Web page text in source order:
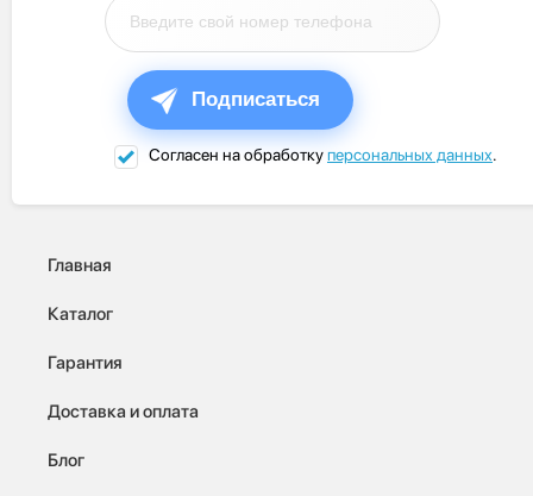
Подписаться
Согласен на обработкуперсональных данных.
Главная
Каталог
Гарантия
Доставка и оплата
Блог